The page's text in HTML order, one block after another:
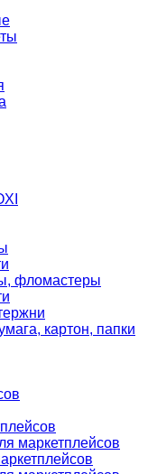
фломастеры
картон, папки
маркетплейсов